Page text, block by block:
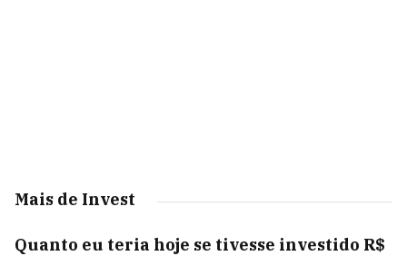
Mais de Invest
Quanto eu teria hoje se tivesse investido R$